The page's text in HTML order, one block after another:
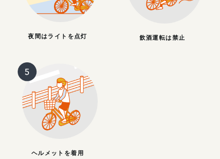
夜間はライトを点灯 飲酒運転は禁止
ヘルメットを着用